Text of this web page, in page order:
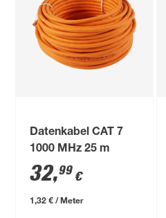
Datenkabel CAT 7
1000 MHz 25 m
32,99 €
1,32 € / Meter